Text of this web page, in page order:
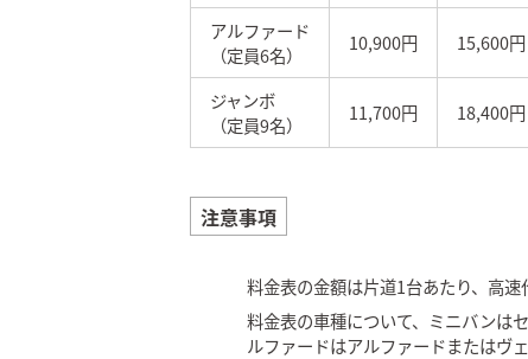
アルファード
（定員6名）
10,900円 15,600円
ジャンボ
（定員9名）
11,700円 18,400円
注意事項
料金表の金額は片道1台あたり、高速
料金表の車種について、ミニバンは
ルファードはアルファードまたはヴ